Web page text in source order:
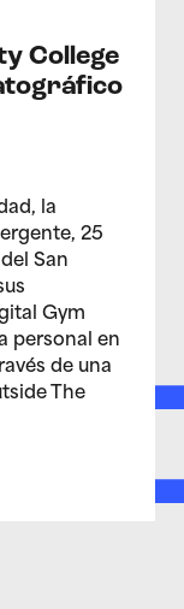
College
la
25
San
Gym
personal en
de una
The